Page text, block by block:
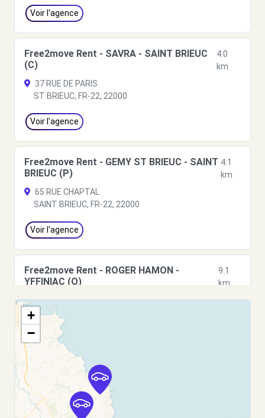
Voir l'agence
Free2move Rent - SAVRA - SAINT BRIEUC
(C)
4.0
km
37 RUE DE PARIS
ST BRIEUC, FR-22, 22000
Voir l'agence
Free2move Rent - GEMY ST BRIEUC - SAINT
BRIEUC (P)
4.1
km
65 RUE CHAPTAL
SAINT BRIEUC, FR-22, 22000
Voir l'agence
Free2move Rent - ROGER HAMON -
YFFINIAC (O)
9.1
km
Rue du Verger - ZA de la Bourdinière - BP 86
YFFINIAC, FR-22, 22120
Voir l'agence
Free2Move Rent - DG AUTO - HILLION (C)
40 RUE DE BREST
HILLION, 22120
+
−